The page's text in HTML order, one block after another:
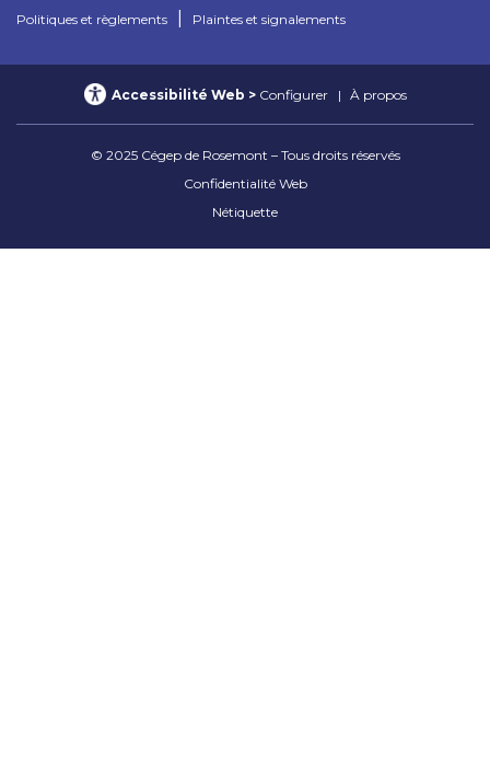
Politiques et règlements Plaintes et signalements
© 2025 Cégep de Rosemont – Tous droits réservés
Confidentialité Web
Nétiquette
Accessibilité Web Configurer À propos